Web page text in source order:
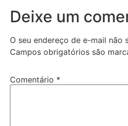
Deixe um
O seu endereço de e-mail não
Campos obrigatórios são
Comentário *